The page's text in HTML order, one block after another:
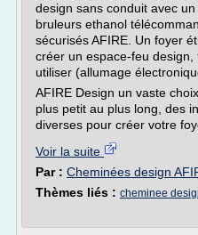
design sans conduit avec
bruleurs ethanol
sécurisés AFIRE. Un foyer
créer un espace-feu design,
utiliser (allumage
AFIRE Design un vaste
plus petit au plus long, des
diverses pour créer votre
Voir la suite
Par : Cheminées design
Thèmes liés : cheminee